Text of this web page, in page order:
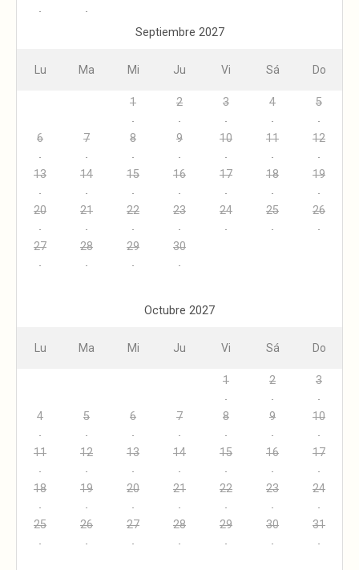
Septiembre 2027
Lu Ma Mi Ju Vi Sá Do
1 2 3 4 5
6 7 8 9 10 11 12
13 14 15 16 17 18 19
20 21 22 23 24 25 26
27 28 29 30
Octubre 2027
Lu Ma Mi Ju Vi Sá Do
1 2 3
4 5 6 7 8 9 10
11 12 13 14 15 16 17
18 19 20 21 22 23 24
25 26 27 28 29 30 31